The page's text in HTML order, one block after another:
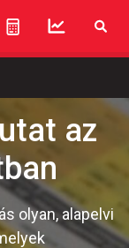
az
olyan, alapelvi